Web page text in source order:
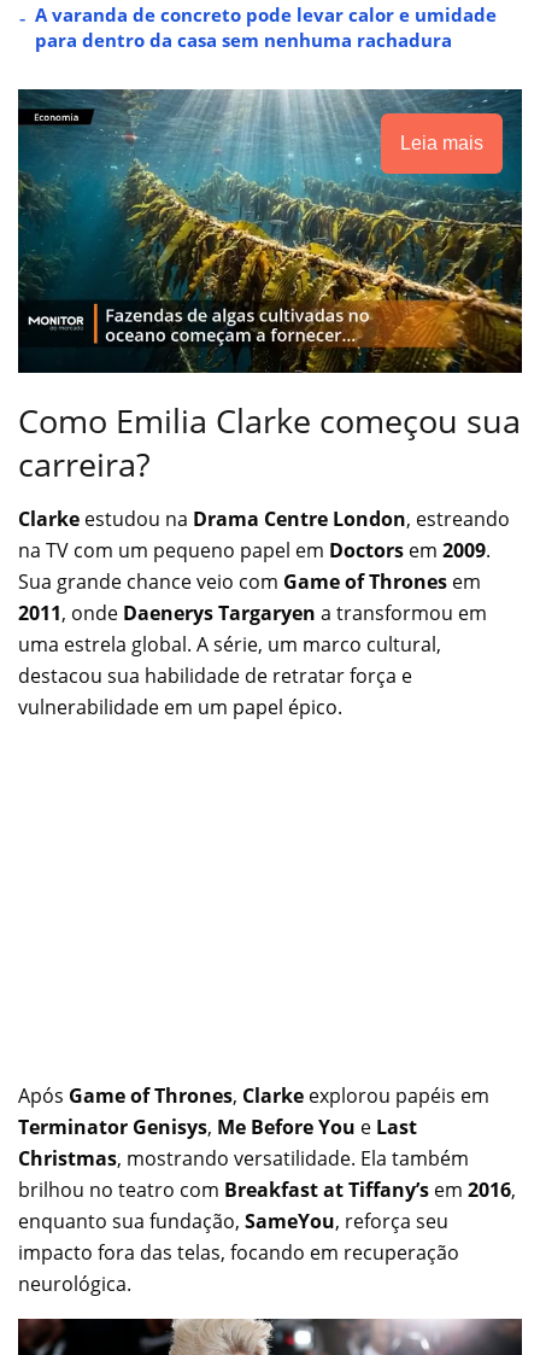
A varanda de concreto pode levar calor e umidade
para dentro da casa sem nenhuma rachadura
Leia mais
Como Emilia Clarke começou sua
carreira?
Clarke estudou na Drama Centre London, estreando
na TV com um pequeno papel em Doctors em 2009.
Sua grande chance veio com Game of Thrones em
2011, onde Daenerys Targaryen a transformou em
uma estrela global. A série, um marco cultural,
destacou sua habilidade de retratar força e
vulnerabilidade em um papel épico.
Após Game of Thrones, Clarke explorou papéis em
Terminator Genisys, Me Before You e Last
Christmas, mostrando versatilidade. Ela também
brilhou no teatro com Breakfast at Tiffany’s em 2016,
enquanto sua fundação, SameYou, reforça seu
impacto fora das telas, focando em recuperação
neurológica.